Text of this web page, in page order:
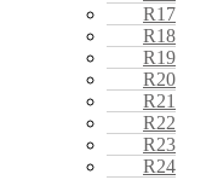
R17
R18
R19
R20
R21
R22
R23
R24